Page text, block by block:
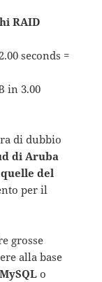
RAID
seconds =
in 3.00
di dubbio
di Aruba
del
per il
grosse
alla base
MySQL o